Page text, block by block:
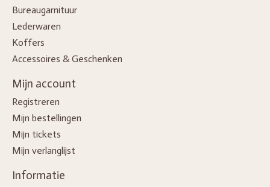
Bureaugarnituur
Lederwaren
Koffers
Accessoires & Geschenken
Mijn account
Registreren
Mijn bestellingen
Mijn tickets
Mijn verlanglijst
Informatie